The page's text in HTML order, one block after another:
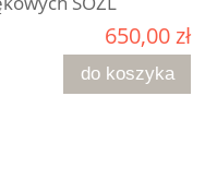
650,00 zł
do koszyka